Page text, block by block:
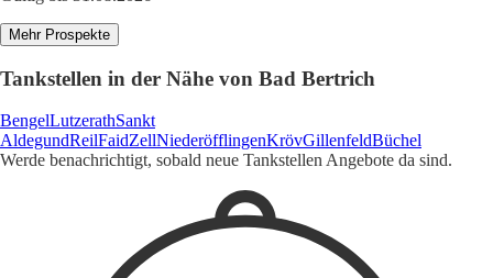
Mehr Prospekte
Tankstellen in der Nähe von Bad Bertrich
BengelLutzerathSankt
AldegundReilFaidZellNiederöfflingenKrövGillenfeldBüchel
Werde benachrichtigt, sobald neue Tankstellen Angebote da sind.